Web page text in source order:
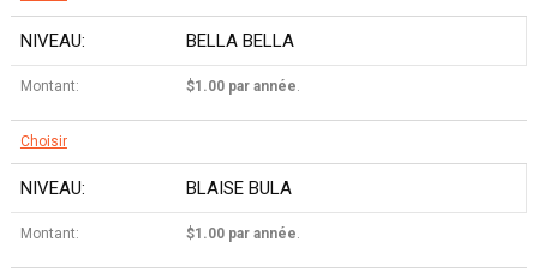
BELLA BELLA
$1.00 par année.
Choisir
BLAISE BULA
$1.00 par année.